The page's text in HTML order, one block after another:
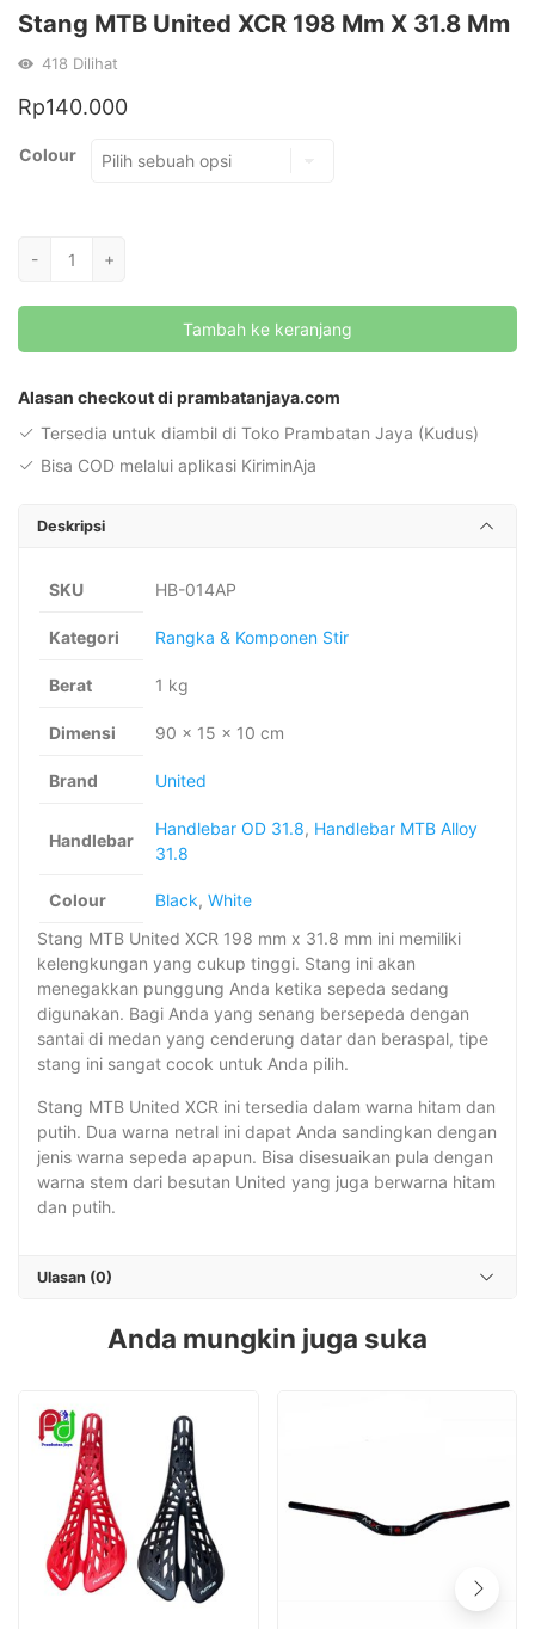
Stang MTB United XCR 198 Mm X 31.8 Mm
418 Dilihat
Rp140.000
Colour
-
Kuantitas
MTB
198
mm
31.8
+
Tambah ke keranjang
Alasan checkout di prambatanjaya.com
Tersedia untuk diambil di Toko Prambatan Jaya (Kudus)
Bisa COD melalui aplikasi KiriminAja
Deskripsi
SKU HB-014AP
Kategori Rangka & Komponen Stir
Berat 1 kg
Dimensi 90 × 15 × 10 cm
Brand United
Handlebar
Handlebar OD 31.8, Handlebar MTB Alloy
31.8
Colour Black, White
Stang MTB United XCR 198 mm x 31.8 mm ini memiliki
kelengkungan yang cukup tinggi. Stang ini akan
menegakkan punggung Anda ketika sepeda sedang
digunakan. Bagi Anda yang senang bersepeda dengan
santai di medan yang cenderung datar dan beraspal, tipe
stang ini sangat cocok untuk Anda pilih.
Stang MTB United XCR ini tersedia dalam warna hitam dan
putih. Dua warna netral ini dapat Anda sandingkan dengan
jenis warna sepeda apapun. Bisa disesuaikan pula dengan
warna stem dari besutan United yang juga berwarna hitam
dan putih.
Ulasan (0)
Anda mungkin juga suka